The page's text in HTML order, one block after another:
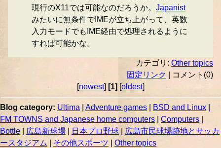
現行のX11では可能なのだろうか。 Japanist
みたいに無条件でIMEが立ち上がって、英数
入力モードでもIME経由で処理されるように
すれば可能かな。
カテゴリ: Other topics
固定リンク
| コメント(0)
[newest] [1] [oldest]
Blog category: Ultima Adventure games BSD and Linux
FM TOWNS and Japanese home computers
Computers
Bottle
広島新球場 日本プロ野球
広島市民球場跡地とサッカ
ースタジアム
その他スポーツ
Other topics